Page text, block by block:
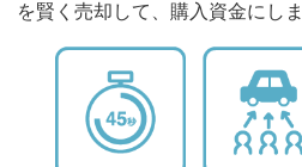
を賢く売却して、購入資金にし